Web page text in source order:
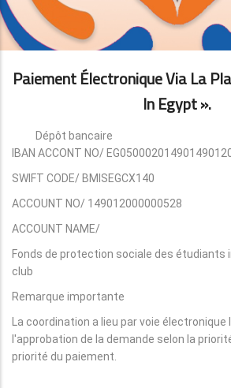
Paiement Électronique Via La
In Egypt ».
Dépôt bancaire
IBAN ACCONT NO/
SWIFT CODE/ BMISEGCX140
ACCOUNT NO/ 149012000000528
ACCOUNT NAME/
Fonds de protection sociale des étudiants
club
Remarque importante
La coordination a lieu par voie électronique
l'approbation de la demande selon la
priorité du paiement.